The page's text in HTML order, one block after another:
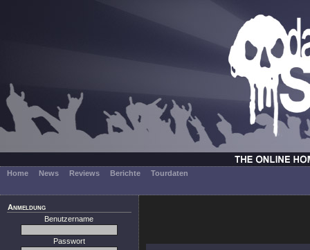
Home News Reviews Berichte Tourdaten
Anmeldung
Benutzername
Passwort